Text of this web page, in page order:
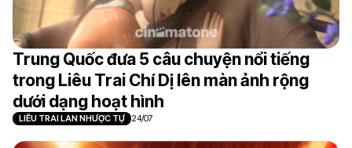
Trung Quốc đưa 5 câu chuyện nổi tiếng
trong Liêu Trai Chí Dị lên màn ảnh rộng
dưới dạng hoạt hình
LIÊU TRAI LAN NHƯỢC TỰ 24/07